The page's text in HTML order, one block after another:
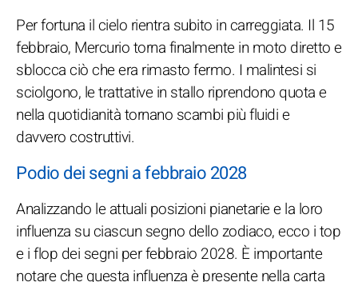
Per fortuna il cielo rientra subito in carreggiata. Il 15
febbraio, Mercurio torna finalmente in moto diretto e
sblocca ciò che era rimasto fermo. I malintesi si
sciolgono, le trattative in stallo riprendono quota e
nella quotidianità tornano scambi più fluidi e
davvero costruttivi.
Podio dei segni a febbraio 2028
Analizzando le attuali posizioni pianetarie e la loro
influenza su ciascun segno dello zodiaco, ecco i top
e i flop dei segni per febbraio 2028. È importante
notare che questa influenza è presente nella carta